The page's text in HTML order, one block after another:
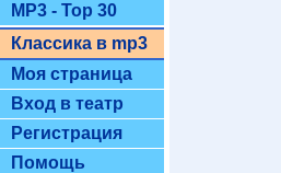
MP3 - Top 30
Классика в mp3
Моя страница
Вход в театр
Регистрация
Помощь